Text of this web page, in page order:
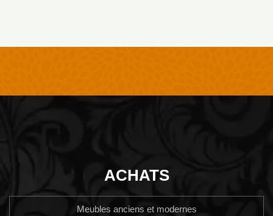
ACHATS
Meubles anciens et modernes